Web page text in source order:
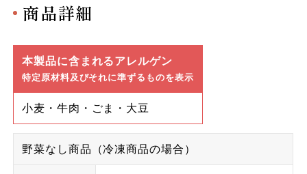
商品詳細
本製品に含まれるアレルゲン
特定原材料及びそれに準ずるものを表示
小麦・牛肉・ごま・大豆
野菜なし商品（冷凍商品の場合）